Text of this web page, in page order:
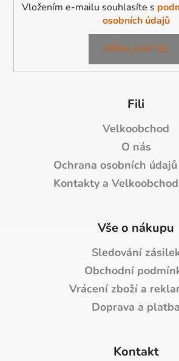
y
v
ý
p
i
s
Vložením e-mailu souhlasíte s
osobních údajů
PŘIHLÁSIT SE
Fili
Velkoobchod
O nás
Ochrana osobních údajů
Kontakty a
Vše o nákupu
Sledování
Obchodní
Vrácení zboží a
Doprava a platba
Kontakt